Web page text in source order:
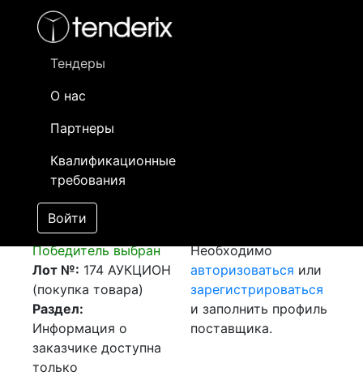
Тендеры
О нас
Партнеры
Квалификационные
требования
Войти
- активный лот
- сохраненный лот (не опубликован)
Транспортировка
комплектующих (из
г. Анкара, Турция -
до г. Уральск, РК )
[Завершен]
Победитель выбран
Лот №: 174 АУКЦИОН
(покупка товара)
Раздел:
Информация о
заказчике доступна
только
Необходимо
авторизоваться или
зарегистрироваться
и заполнить профиль
поставщика.